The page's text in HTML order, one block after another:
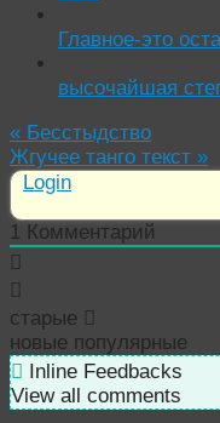
Главное-это
высочайшая
« Бесстыдство
Жгучее танго текст »
Login
1 Комментарий
старые
новые популярные
Inline Feedbacks
View all comments